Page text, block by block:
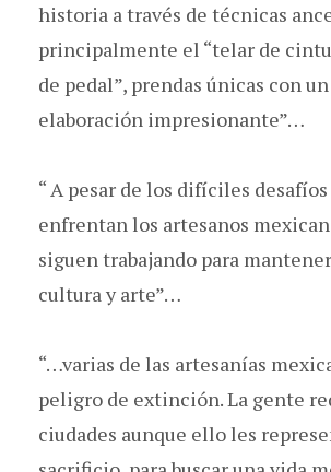
historia a través de técnicas
principalmente el “telar de
de pedal”, prendas únicas con
elaboración impresionante”…
“ A pesar de los difíciles
enfrentan los artesanos
siguen trabajando para
cultura y arte”…
“…varias de las artesanías
peligro de extinción. La gente
ciudades aunque ello les